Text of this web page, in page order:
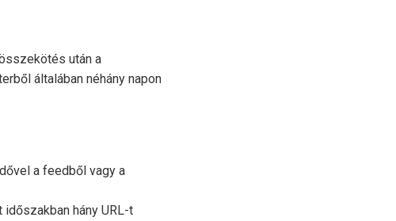
után a
általában néhány napon
a feedből vagy a
hány URL-t